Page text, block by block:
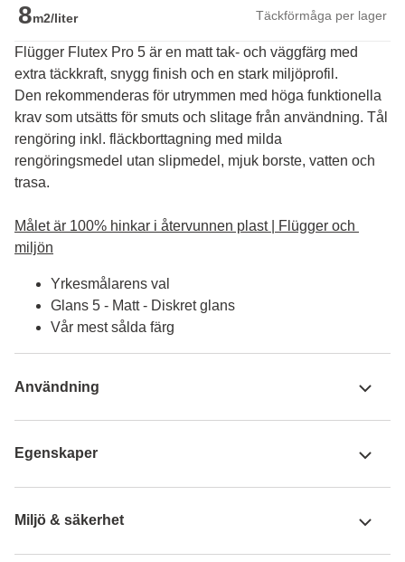
8m2/liter Täckförmåga per lager
Flügger Flutex Pro 5 är en matt tak- och väggfärg med
extra täckkraft, snygg finish och en stark miljöprofil.
Den rekommenderas för utrymmen med höga funktionella
krav som utsätts för smuts och slitage från användning. Tål
rengöring inkl. fläckborttagning med milda
rengöringsmedel utan slipmedel, mjuk borste, vatten och
trasa.
Målet är 100% hinkar i återvunnen plast | Flügger och
miljön
Yrkesmålarens val
Glans 5 - Matt - Diskret glans
Vår mest sålda färg
Användning
Egenskaper
Miljö & säkerhet